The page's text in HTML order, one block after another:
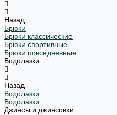
Назад
Брюки
Брюки классические
Брюки спортивные
Брюки повседневные
Водолазки
Назад
Водолазки
Водолазки
Джинсы и джинсовки